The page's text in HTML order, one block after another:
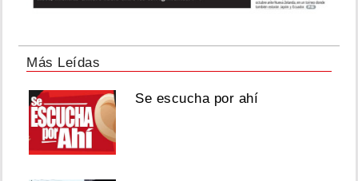
Más Leídas
Se escucha por ahí